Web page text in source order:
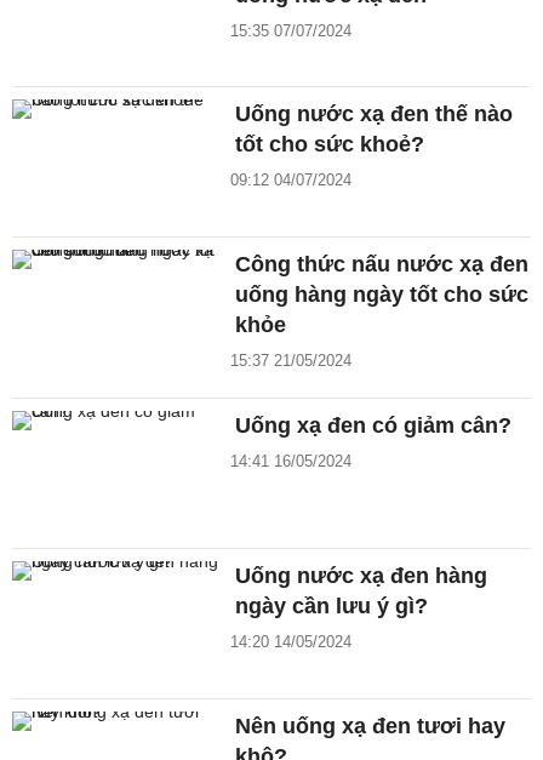
15:35 07/07/2024
Uống nước xạ đen thế nào
tốt cho sức khoẻ?
09:12 04/07/2024
Công thức nấu nước xạ đen
uống hàng ngày tốt cho sức
khỏe
15:37 21/05/2024
Uống xạ đen có giảm cân?
14:41 16/05/2024
Uống nước xạ đen hàng
ngày cần lưu ý gì?
14:20 14/05/2024
Nên uống xạ đen tươi hay